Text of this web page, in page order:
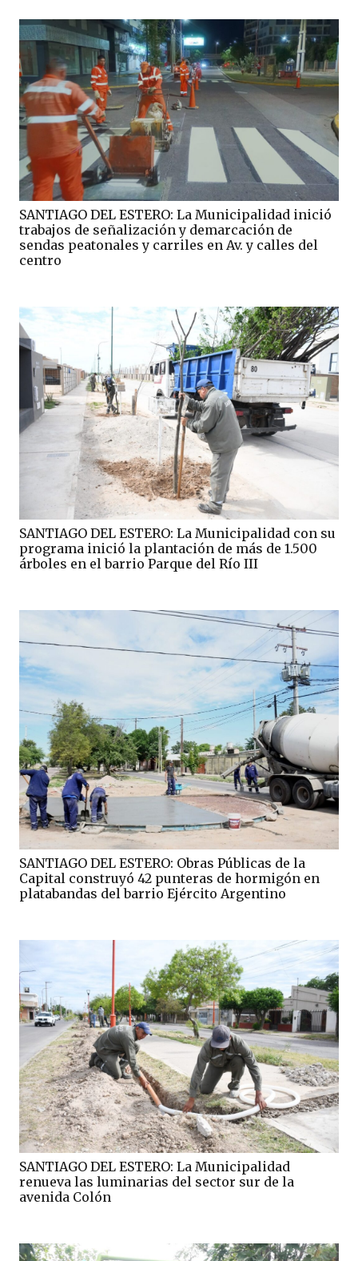
SANTIAGO DEL ESTERO: La Municipalidad inició
trabajos de señalización y demarcación de
sendas peatonales y carriles en Av. y calles del
centro
SANTIAGO DEL ESTERO: La Municipalidad con su
programa inició la plantación de más de 1.500
árboles en el barrio Parque del Río III
SANTIAGO DEL ESTERO: Obras Públicas de la
Capital construyó 42 punteras de hormigón en
platabandas del barrio Ejército Argentino
SANTIAGO DEL ESTERO: La Municipalidad
renueva las luminarias del sector sur de la
avenida Colón